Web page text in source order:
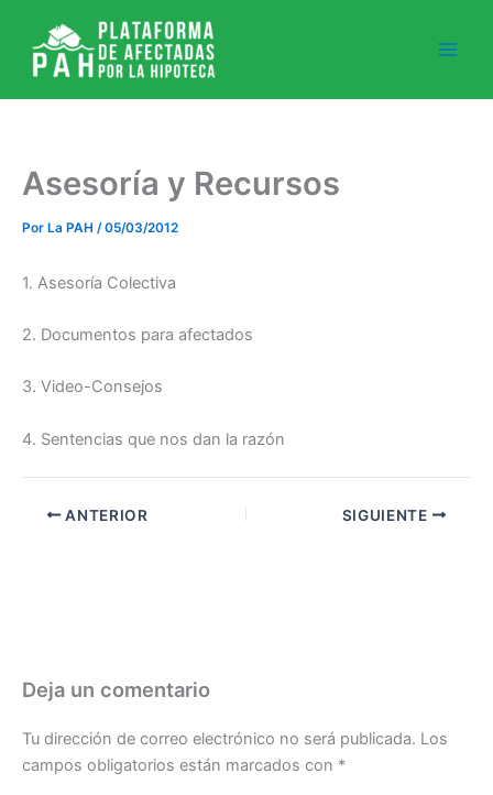
contenido
Asesoría y Recursos
Por La PAH /05/03/2012
1. Asesoría Colectiva
2. Documentos para afectados
3. Video-Consejos
4. Sentencias que nos dan la razón
ANTERIOR SIGUIENTE
Deja un comentario
Tu dirección de correo electrónico no será publicada. Los
campos obligatorios están marcados con *